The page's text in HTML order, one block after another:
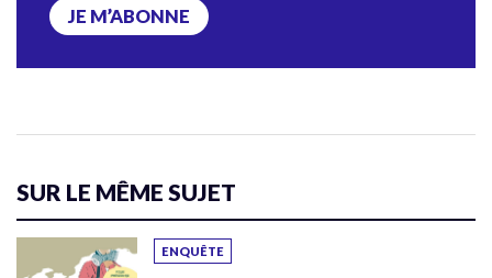
JE M’ABONNE
SUR LE MÊME SUJET
ENQUÊTE